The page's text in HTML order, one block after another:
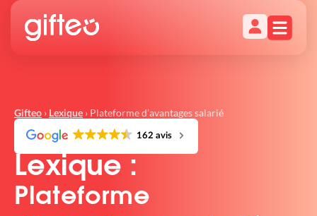
Gifteo › Lexique › Plateforme d’avantages salarié
162 avis
Lexique :
Plateforme